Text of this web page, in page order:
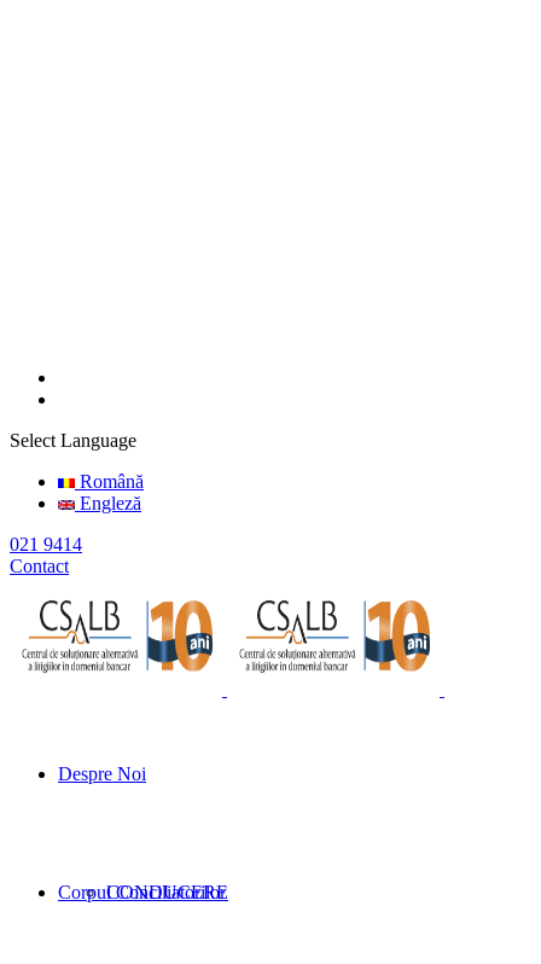
Select Language
Română
Engleză
021 9414
Contact
Despre Noi
CONDUCERE
Corpul Conciliatorilor